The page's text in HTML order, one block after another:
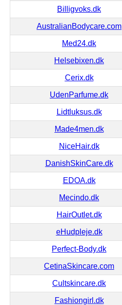
Billigvoks.dk
AustralianBodycare.com
Med24.dk
Helsebixen.dk
Cerix.dk
UdenParfume.dk
Lidtluksus.dk
Made4men.dk
NiceHair.dk
DanishSkinCare.dk
EDOA.dk
Mecindo.dk
HairOutlet.dk
eHudpleje.dk
Perfect-Body.dk
CetinaSkincare.com
Cultskincare.dk
Fashiongirl.dk